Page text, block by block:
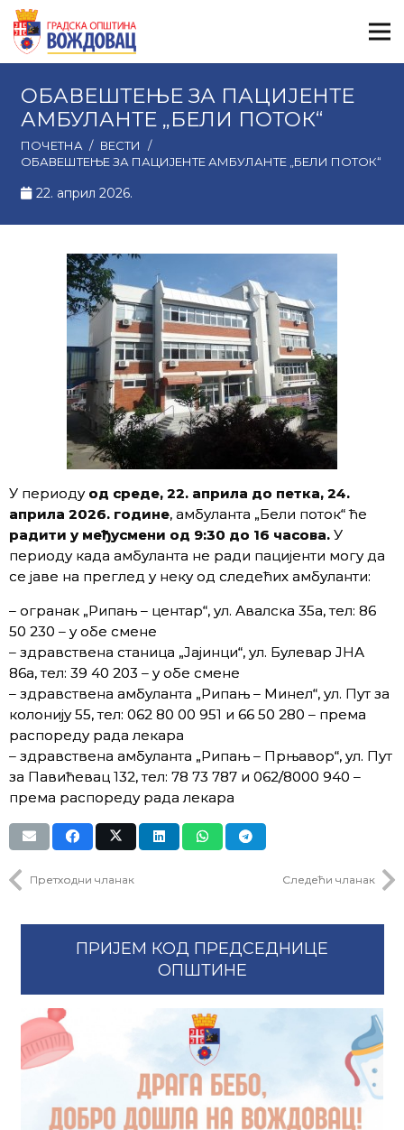
ОБАВЕШТЕЊЕ ЗА ПАЦИЈЕНТЕ
АМБУЛАНТЕ „БЕЛИ ПОТОК“
ПОЧЕТНА / ВЕСТИ
/
ОБАВЕШТЕЊЕ ЗА ПАЦИЈЕНТЕ АМБУЛАНТЕ „БЕЛИ ПОТОК“
22. април 2026.
У периоду од среде, 22. априла до петка, 24.
априла 2026. године, амбуланта „Бели поток“ ће
радити у међусмени од 9:30 до 16 часова. У
периоду када амбуланта не ради пацијенти могу да
се јаве на преглед у неку од следећих амбуланти:
– огранак „Рипањ – центар“, ул. Авалска 35а, тел: 86
50 230 – у обе смене
– здравствена станица „Јајинци“, ул. Булевар ЈНА
86а, тел: 39 40 203 – у обе смене
– здравствена амбуланта „Рипањ – Минел“, ул. Пут за
колонију 55, тел: 062 80 00 951 и 66 50 280 – према
распореду рада лекара
– здравствена амбуланта „Рипањ – Прњавор“, ул. Пут
за Павићевац 132, тел: 78 73 787 и 062/8000 940 –
према распореду рада лекара
Претходни чланак Следећи чланак
ПРИЈЕМ КОД ПРЕДСЕДНИЦЕ
ОПШТИНЕ